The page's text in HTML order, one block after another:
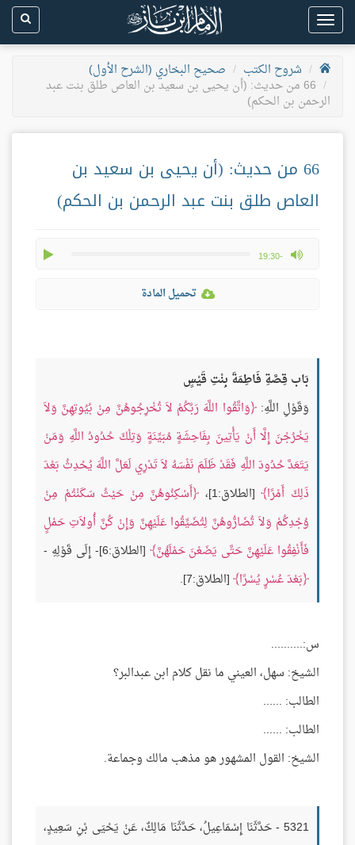
Toggle
navigation
شروح الكتب
صحيح البخاري (الشرح الأول)
66 من حديث: (أن يحيى بن سعيد بن العاص طلق بنت عبد
الرحمن بن الحكم)
66 من حديث: (أن يحيى بن سعيد بن
العاص طلق بنت عبد الرحمن بن الحكم)
-19:30
max volume
تحميل المادة
بَاب قِصَّةِ فَاطِمَةَ بِنْتِ قَيْسٍ
وَقَوْلِ اللَّهِ: وَاتَّقُوا اللَّهَ رَبَّكُمْ لاَ تُخْرِجُوهُنَّ مِنْ بُيُوتِهِنَّ وَلاَ
يَخْرُجْنَ إِلَّا أَنْ يَأْتِينَ بِفَاحِشَةٍ مُبَيِّنَةٍ وَتِلْكَ حُدُودُ اللَّهِ وَمَنْ
يَتَعَدَّ حُدُودَ اللَّهِ فَقَدْ ظَلَمَ نَفْسَهُ لاَ تَدْرِي لَعَلَّ اللَّهَ يُحْدِثُ بَعْدَ
ذَلِكَ أَمْرًا [الطلاق:1]،
أَسْكِنُوهُنَّ مِنْ حَيْثُ سَكَنْتُمْ مِنْ
وُجْدِكُمْ وَلاَ تُضَارُّوهُنَّ لِتُضَيِّقُوا عَلَيْهِنَّ وَإِنْ كُنَّ أُولاَتِ حَمْلٍ
فَأَنْفِقُوا عَلَيْهِنَّ حَتَّى يَضَعْنَ حَمْلَهُنَّ [الطلاق:6]- إِلَى قَوْلِهِ -
بَعْدَ عُسْرٍ يُسْرًا [الطلاق:7].
س:..........
الشيخ: سهل، العيني ما نقل كلام ابن عبدالبر؟
الطالب: ......
الطالب: ......
الشيخ: القول المشهور هو مذهب مالك وجماعة.
5321 - حَدَّثَنَا إِسْمَاعِيلُ، حَدَّثَنَا مَالِكٌ، عَنْ يَحْيَى بْنِ سَعِيدٍ،